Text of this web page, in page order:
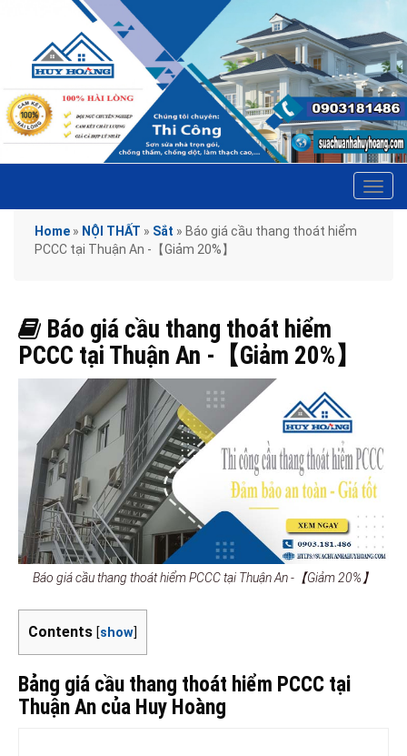
Home » NỘI THẤT » Sắt » Báo giá cầu thang thoát hiểm
PCCC tại Thuận An -【Giảm 20%】
Báo giá cầu thang thoát hiểm
PCCC tại Thuận An -【Giảm 20%】
Báo giá cầu thang thoát hiểm PCCC tại Thuận An -【Giảm 20%】
Contents [show]
Bảng giá cầu thang thoát hiểm PCCC tại
Thuận An của Huy Hoàng